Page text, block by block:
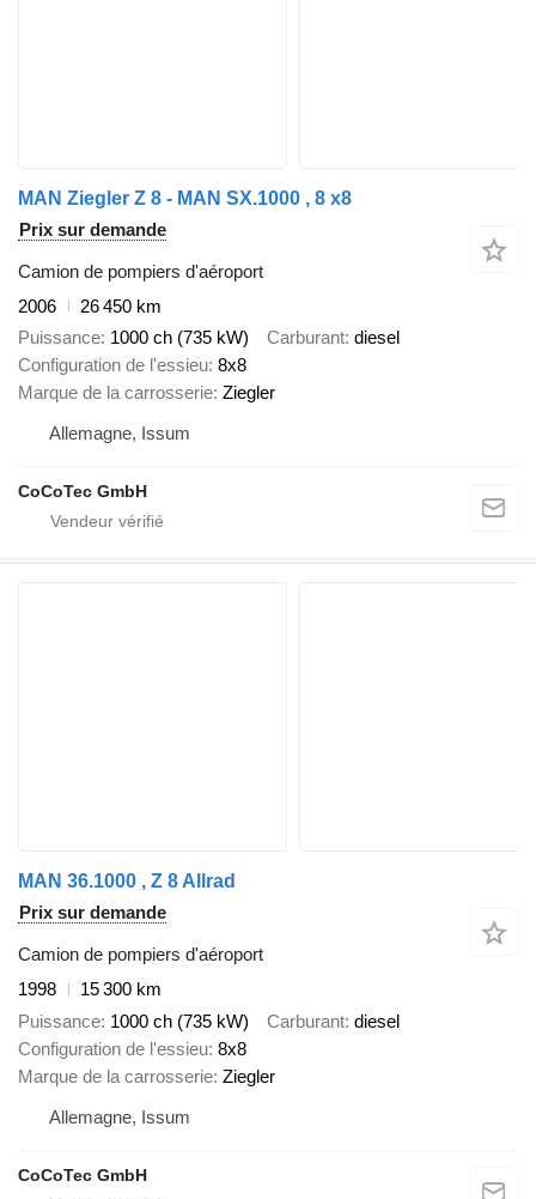
MAN Ziegler Z 8 - MAN SX.1000 , 8 x8
Prix sur demande
Camion de pompiers d'aéroport
2006
26 450 km
Puissance 1000 ch (735 kW) Carburant diesel
Configuration de l'essieu 8x8
Marque de la carrosserie Ziegler
Allemagne, Issum
CoCoTec GmbH
MAN 36.1000 , Z 8 Allrad
Prix sur demande
Camion de pompiers d'aéroport
1998
15 300 km
Puissance 1000 ch (735 kW) Carburant diesel
Configuration de l'essieu 8x8
Marque de la carrosserie Ziegler
Allemagne, Issum
CoCoTec GmbH